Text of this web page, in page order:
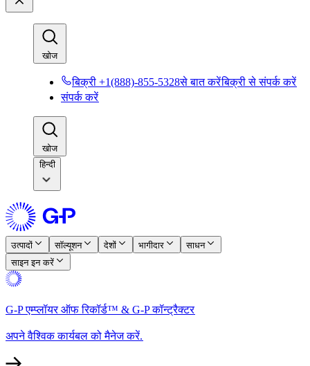
खोज​​
बिक्री +1(888)-855-5328से बात करें​​बिक्री से संपर्क करें​​
संपर्क करें​​
खोज​​
हिन्दी
उत्पादों​​ सॉल्यूशन​​ देशों​​ भागीदार​​
साधन​​
साइन इन करें​​
G-P एम्प्लॉयर ऑफ रिकॉर्ड™ & G-P कॉन्ट्रैक्टर​​
अपने वैश्विक कार्यबल को मैनेज करें.​​